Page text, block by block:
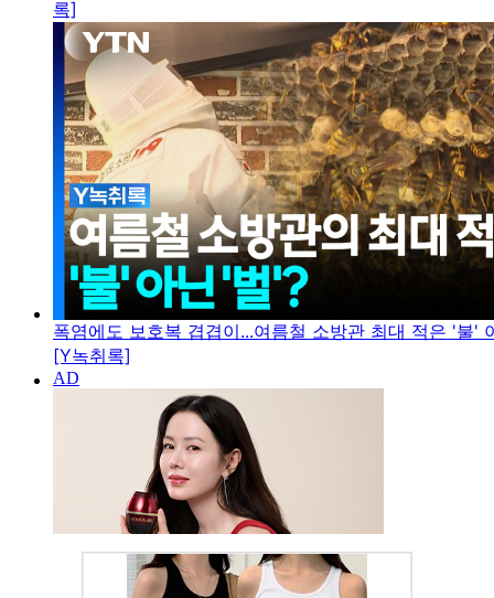
록]
폭염에도 보호복 겹겹이...여름철 소방관 최대 적은 '불'
[Y녹취록]